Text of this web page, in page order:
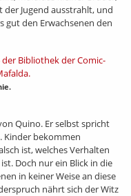
Jugend ausstrahlt, und
gut den Erwachsenen den
Quino. Er selbst spricht
Kinder bekommen
ist, welches Verhalten
Doch nur ein Blick in die
in keiner Weise an diese
nährt sich der Witz